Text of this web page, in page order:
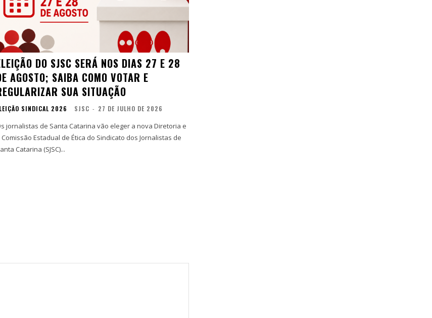
DO SJSC SERÁ NOS DIAS 27 E 28
AGOSTO; SAIBA COMO VOTAR E
SUA SITUAÇÃO
SINDICAL 2026 SJSC - 27 DE JULHO DE 2026
jornalistas de Santa Catarina vão eleger a nova Diretoria e
Comissão Estadual de Ética do Sindicato dos Jornalistas de
Catarina (SJSC)...